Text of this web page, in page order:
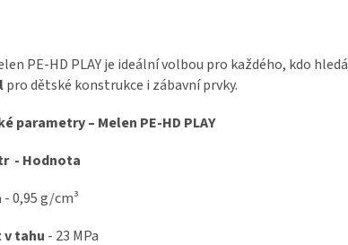
PE-HD PLAY je ideální volbou pro každého, kdo hledá
pro dětské konstrukce i zábavní prvky.
parametry – Melen PE-HD PLAY
- Hodnota
- 0,95 g/cm³
v tahu - 23 MPa